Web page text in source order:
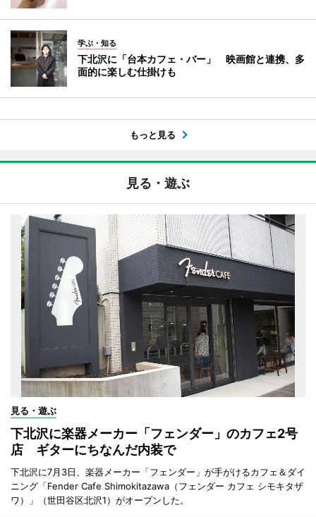
学ぶ・知る
下北沢に「台本カフェ・バー」 映画館と連携、多
面的に楽しむ仕掛けも
もっと見る
見る・遊ぶ
見る・遊ぶ
下北沢に楽器メーカー「フェンダー」のカフェ2号
店 ギターにちなんだ内装で
下北沢に7月3日、楽器メーカー「フェンダー」が手がけるカフェ＆ダイ
ニング「Fender Cafe Shimokitazawa（フェンダー カフェ シモキタザ
ワ）」（世田谷区北沢1）がオープンした。